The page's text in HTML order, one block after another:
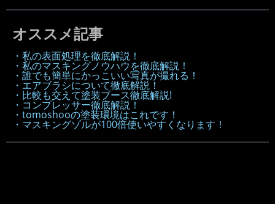
オススメ記事
・私の表面処理を徹底解説！
・私のマスキングノウハウを徹底解説！
・誰でも簡単にかっこいい写真が撮れる！
・エアブラシについて徹底解説！
・比較も交えて塗装ブース徹底解説!
・コンプレッサー徹底解説！
・tomoshooの塗装環境はこれです！
・マスキングゾルが100倍使いやすくなります！